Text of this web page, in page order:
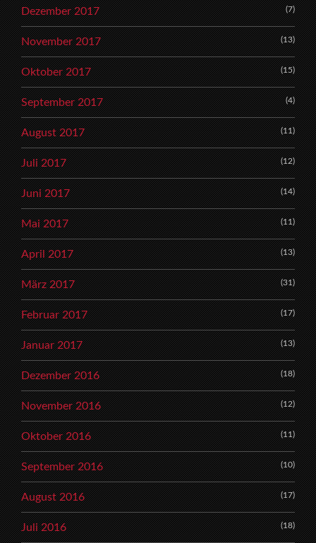
Dezember 2017 (7)
November 2017 (13)
Oktober 2017 (15)
September 2017 (4)
August 2017 (11)
Juli 2017 (12)
Juni 2017 (14)
Mai 2017 (11)
April 2017 (13)
März 2017 (31)
Februar 2017 (17)
Januar 2017 (13)
Dezember 2016 (18)
November 2016 (12)
Oktober 2016 (11)
September 2016 (10)
August 2016 (17)
Juli 2016 (18)